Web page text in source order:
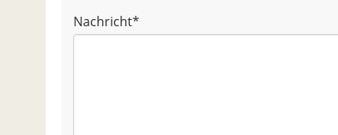
Nachricht*